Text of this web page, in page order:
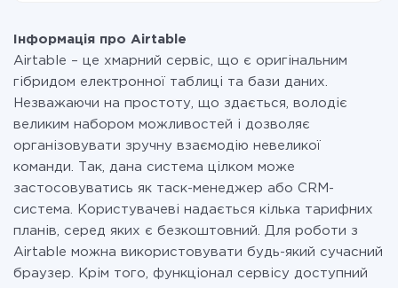
при необхідності. Детальніше про
Інформація про Airtable
Airtable – це хмарний сервіс, що є оригінальним
гібридом електронної таблиці та бази даних.
Незважаючи на простоту, що здається, володіє
великим набором можливостей і дозволяє
організовувати зручну взаємодію невеликої
команди. Так, дана система цілком може
застосовуватись як таск-менеджер або CRM-
система. Користувачеві надається кілька тарифних
планів, серед яких є безкоштовний. Для роботи з
Airtable можна використовувати будь-який сучасний
браузер. Крім того, функціонал сервісу доступний